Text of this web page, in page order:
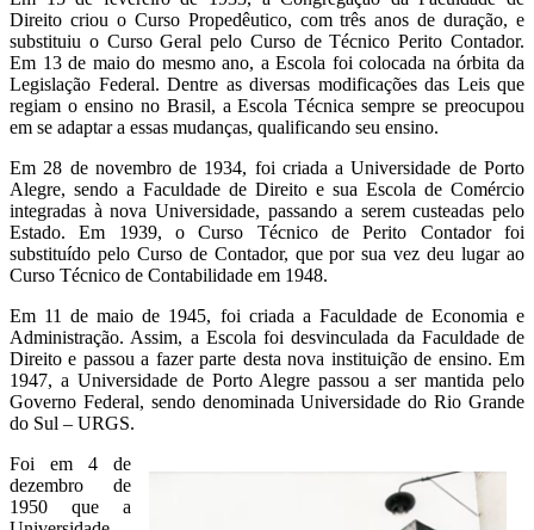
Direito criou o Curso Propedêutico, com três anos de duração, e
substituiu o Curso Geral pelo Curso de Técnico Perito Contador.
Em 13 de maio do mesmo ano, a Escola foi colocada na órbita da
Legislação Federal. Dentre as diversas modificações das Leis que
regiam o ensino no Brasil, a Escola Técnica sempre se preocupou
em se adaptar a essas mudanças, qualificando seu ensino.
Em 28 de novembro de 1934, foi criada a Universidade de Porto
Alegre, sendo a Faculdade de Direito e sua Escola de Comércio
integradas à nova Universidade, passando a serem custeadas pelo
Estado. Em 1939, o Curso Técnico de Perito Contador foi
substituído pelo Curso de Contador, que por sua vez deu lugar ao
Curso Técnico de Contabilidade em 1948.
Em 11 de maio de 1945, foi criada a Faculdade de Economia e
Administração. Assim, a Escola foi desvinculada da Faculdade de
Direito e passou a fazer parte desta nova instituição de ensino. Em
1947, a Universidade de Porto Alegre passou a ser mantida pelo
Governo Federal, sendo denominada Universidade do Rio Grande
do Sul – URGS.
Foi em 4 de
dezembro de
1950 que a